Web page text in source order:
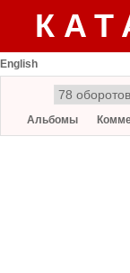
English
Альбомы